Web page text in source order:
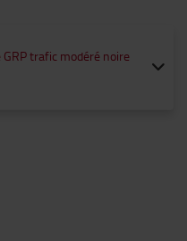
trafic modéré noire